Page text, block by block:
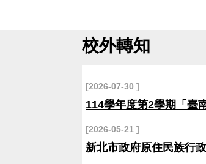
校外轉知
2026-07-30
114學年度第2學期「臺
2026-05-21
新北市政府原住民族行